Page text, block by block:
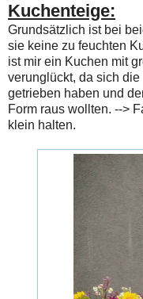
Kuchenteige:
Grundsätzlich ist bei
sie keine zu feuchten
ist mir ein Kuchen mit
verunglückt, da sich
getrieben haben und
Form raus wollten. -->
klein halten.